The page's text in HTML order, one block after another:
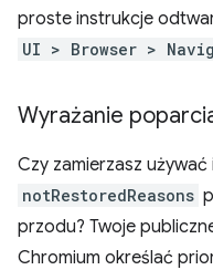
proste instrukcje
UI > Browser >
Wyrażanie
Czy zamierzasz
notRestoredReasons
przodu? Twoje
Chromium określać